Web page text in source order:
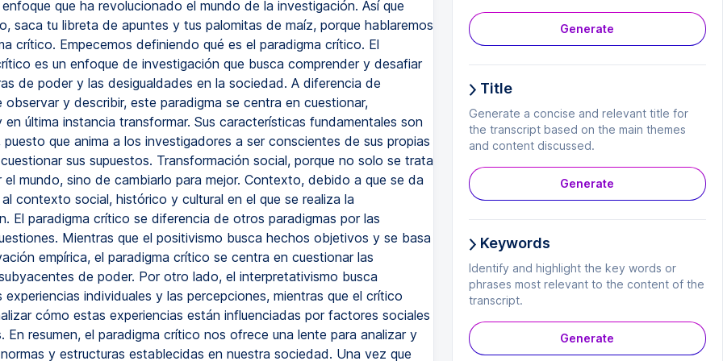
que ha revolucionado el mundo de la investigación. Así que
saca tu libreta de apuntes y tus palomitas de maíz, porque hablaremos
crítico. Empecemos definiendo qué es el paradigma crítico. El
es un enfoque de investigación que busca comprender y desafiar
de poder y las desigualdades en la sociedad. A diferencia de
observar y describir, este paradigma se centra en cuestionar,
en última instancia transformar. Sus características fundamentales son
que anima a los investigadores a ser conscientes de sus propias
sus supuestos. Transformación social, porque no solo se trata
mundo, sino de cambiarlo para mejor. Contexto, debido a que se da
contexto social, histórico y cultural en el que se realiza la
El paradigma crítico se diferencia de otros paradigmas por las
Mientras que el positivismo busca hechos objetivos y se basa
empírica, el paradigma crítico se centra en cuestionar las
de poder. Por otro lado, el interpretativismo busca
experiencias individuales y las percepciones, mientras que el crítico
cómo estas experiencias están influenciadas por factores sociales
En resumen, el paradigma crítico nos ofrece una lente para analizar y
y estructuras establecidas en nuestra sociedad. Una vez que
Generate
Title
Generate a concise and relevant title for
the transcript based on the main themes
and content discussed.
Generate
Keywords
Identify and highlight the key words or
phrases most relevant to the content of the
transcript.
Generate